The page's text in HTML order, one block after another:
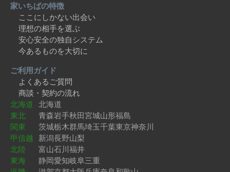
家いちばの特徴
ここにしかない出会い
理想の相手を選ぶ
安心安全の独自システム
今あるものを大切に
ご利用ガイド
よくあるご質問
商談・契約の流れ
北海道 北海道
東北
青森岩手秋田宮城山形福島
関東
茨城栃木群馬埼玉千葉東京神奈川
甲信越 新潟長野山梨
北陸
富山石川福井
東海
静岡愛知岐阜三重